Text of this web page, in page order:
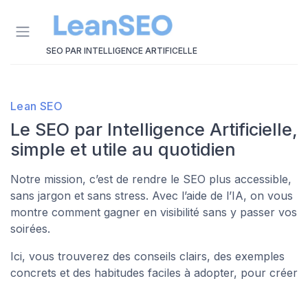
SEO PAR INTELLIGENCE ARTIFICELLE
Lean SEO
Le SEO par Intelligence Artificielle,
simple et utile au quotidien
Notre mission, c’est de rendre le SEO plus accessible,
sans jargon et sans stress. Avec l’aide de l’IA, on vous
montre comment gagner en visibilité sans y passer vos
soirées.
Ici, vous trouverez des conseils clairs, des exemples
concrets et des habitudes faciles à adopter, pour créer